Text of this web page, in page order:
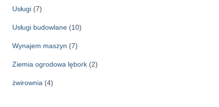
Usługi (7)
Usługi budowlane (10)
Wynajem maszyn (7)
Ziemia ogrodowa lębork (2)
żwirownia (4)